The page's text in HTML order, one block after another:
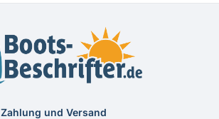
Zahlung und Versand